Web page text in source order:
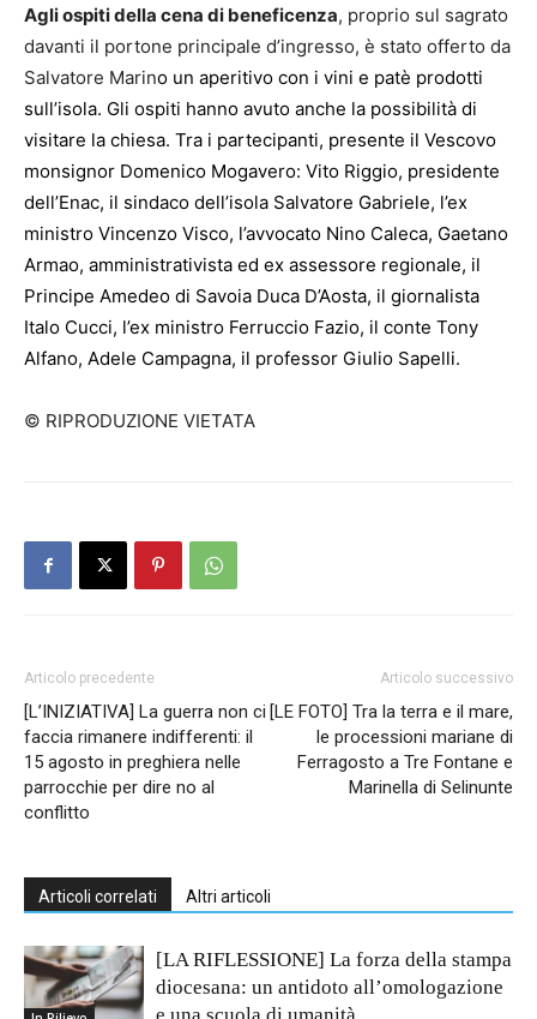
Agli ospiti della cena di beneficenza, proprio sul sagrato
davanti il portone principale d’ingresso, è stato offerto da
Salvatore Marino un aperitivo con i vini e patè prodotti
sull’isola. Gli ospiti hanno avuto anche la possibilità di
visitare la chiesa. Tra i partecipanti, presente il Vescovo
monsignor Domenico Mogavero: Vito Riggio, presidente
dell’Enac, il sindaco dell’isola Salvatore Gabriele, l’ex
ministro Vincenzo Visco, l’avvocato Nino Caleca, Gaetano
Armao, amministrativista ed ex assessore regionale, il
Principe Amedeo di Savoia Duca D’Aosta, il giornalista
Italo Cucci, l’ex ministro Ferruccio Fazio, il conte Tony
Alfano, Adele Campagna, il professor Giulio Sapelli.
© RIPRODUZIONE VIETATA
Articolo precedente
[L’INIZIATIVA] La guerra non ci
faccia rimanere indifferenti: il
15 agosto in preghiera nelle
parrocchie per dire no al
conflitto
Articolo successivo
[LE FOTO] Tra la terra e il mare,
le processioni mariane di
Ferragosto a Tre Fontane e
Marinella di Selinunte
Articoli correlati Altri articoli
[LA RIFLESSIONE] La forza della stampa
diocesana: un antidoto all’omologazione